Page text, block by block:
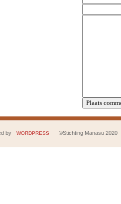
by WORDPRESS ©Stichting Manasu 2020